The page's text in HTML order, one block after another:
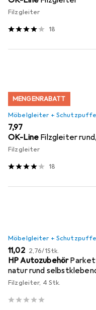
Filzgleiter
18
MENGENRABATT
Möbelgleiter +
EUR
7,97
OK-Line Filzgleiter
Filzgleiter
18
Möbelgleiter +
EUR
11,02 EUR
2,76/1Stk.
HP Autozubehör
natur rund
Filzgleiter, 4 Stk.